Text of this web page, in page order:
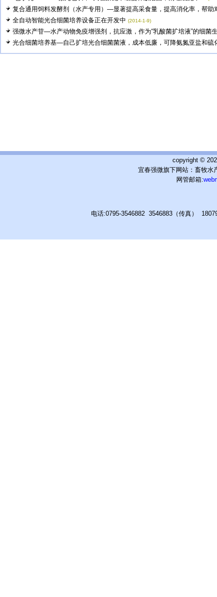
复合通用饲料发酵剂（水产专用）—显著提高采食量，提高消化率，帮助
全自动智能光合细菌培养设备正在开发中 (2014-1-9)
强微水产苷—水产动物免疫增强剂，抗应激，作为“乳酸菌扩培液”的细菌
光合细菌培养基—自己扩培光合细菌菌液，成本低廉，可降氨氮亚盐和硫
copyright ©
宜春强微旗下网站：畜牧水
网管邮箱:
电话:0795-3546882 3546883（传真）